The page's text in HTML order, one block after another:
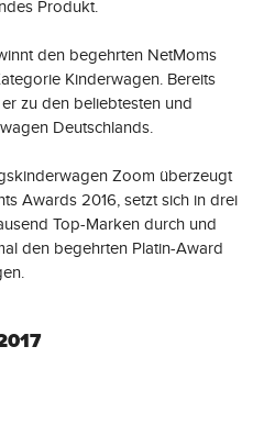
Produkt.
den begehrten NetMoms
Kinderwagen. Bereits
zu den beliebtesten und
Deutschlands.
Zoom überzeugt
Awards 2016, setzt sich in drei
Top-Marken durch und
den begehrten Platin-Award